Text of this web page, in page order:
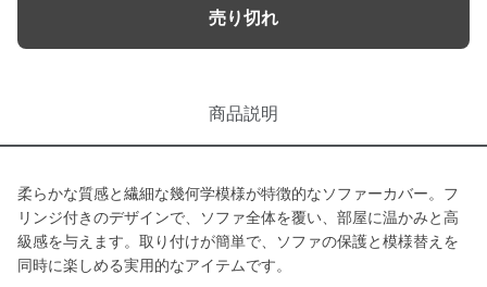
売り切れ
商品説明
柔らかな質感と繊細な幾何学模様が特徴的なソファーカバー。フ
リンジ付きのデザインで、ソファ全体を覆い、部屋に温かみと高
級感を与えます。取り付けが簡単で、ソファの保護と模様替えを
同時に楽しめる実用的なアイテムです。